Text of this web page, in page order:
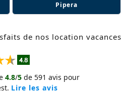
Pipera
de nos location vacances
4.8/5 de 591 avis pour
Lire les avis